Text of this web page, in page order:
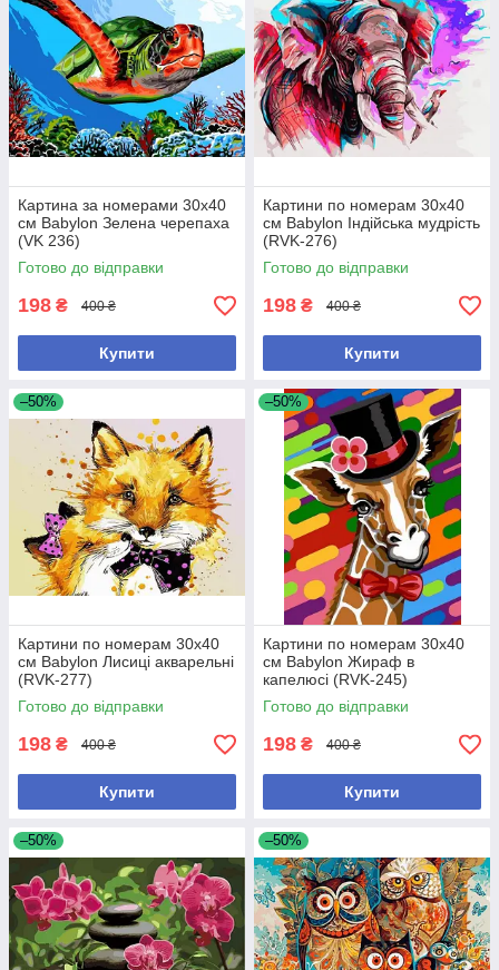
Картина за номерами 30х40
см Babylon Зелена черепаха
(VK 236)
Готово до відправки
198 ₴ 400 ₴
Купити
Картини по номерам 30х40
см Babylon Індійська мудрість
(RVK-276)
Готово до відправки
198 ₴ 400 ₴
Купити
–50%
Картини по номерам 30х40
см Babylon Лисиці акварельні
(RVK-277)
Готово до відправки
198 ₴ 400 ₴
Купити
–50%
Картини по номерам 30х40
см Babylon Жираф в
капелюсі (RVK-245)
Готово до відправки
198 ₴ 400 ₴
Купити
–50% –50%